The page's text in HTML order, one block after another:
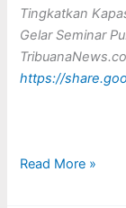
Tingkatkan
Gelar Seminar
https://
Read More »